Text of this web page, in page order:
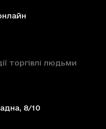
торгівлі людьми
8/10